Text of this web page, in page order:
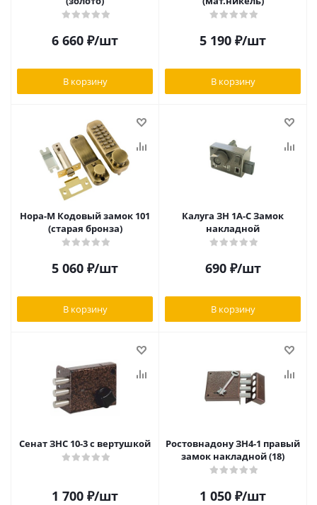
6 660 ₽/шт
В корзину
5 190 ₽/шт
В корзину
Нора-М Кодовый замок 101
(старая бронза)
5 060 ₽/шт
В корзину
Калуга ЗН 1А-С Замок
накладной
690₽/шт
В корзину
Сенат ЗНС 10-3 с вертушкой
1 700 ₽/шт
Ростовнадону ЗН4-1 правый
замок накладной (18)
1 050 ₽/шт